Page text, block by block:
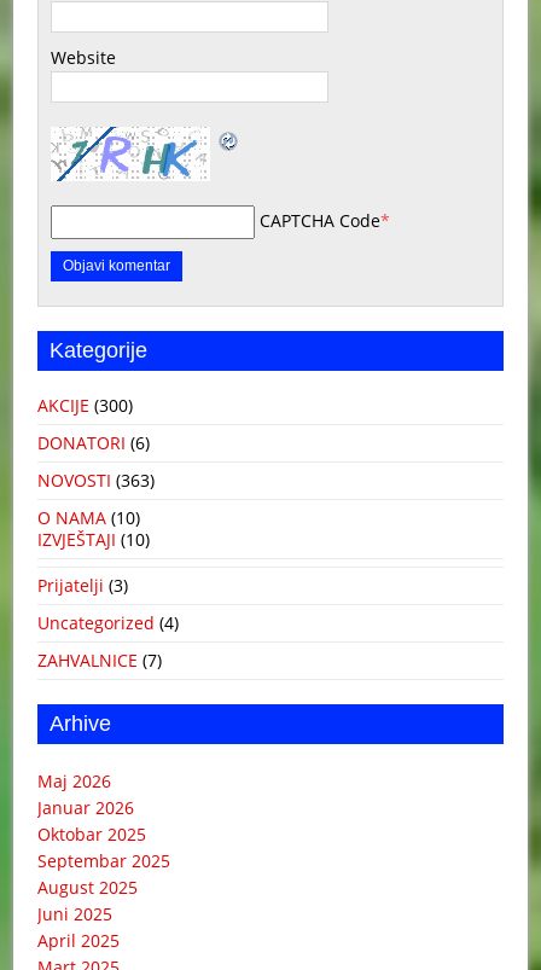
Website
CAPTCHA Code*
Kategorije
AKCIJE (300)
DONATORI (6)
NOVOSTI (363)
O NAMA (10)
IZVJEŠTAJI (10)
Prijatelji (3)
Uncategorized (4)
ZAHVALNICE (7)
Arhive
Maj 2026
Januar 2026
Oktobar 2025
Septembar 2025
August 2025
Juni 2025
April 2025